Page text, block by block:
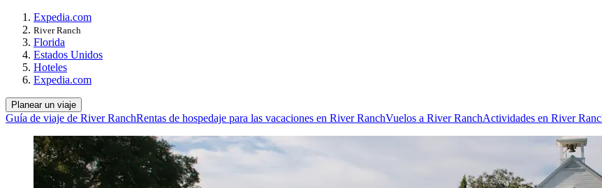
Expedia.com
River Ranch
Florida
Estados Unidos
Hoteles
Expedia.com
Planear un viaje
Guía de viaje de River RanchRentas de hospedaje para las vacaciones en River RanchVuelos a River RanchActividades en River